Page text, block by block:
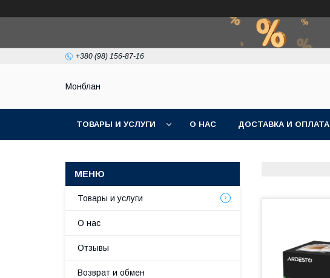
+380 (98) 156-87-16
Монблан
ТОВАРЫ И УСЛУГИ О НАС ДОСТАВКА И ОПЛАТА
Товары и услуги
О нас
Отзывы
Возврат и обмен